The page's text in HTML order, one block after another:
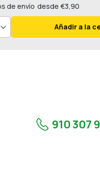
de envío desde €3,90
Añadir a la
910 307